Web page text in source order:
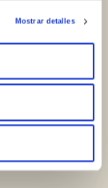
Mostrar detalles